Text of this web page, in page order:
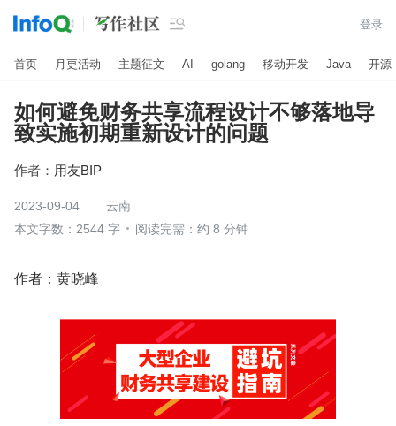
 登录
首页 月更活动 主题征文 AI golang 移动开发 Java 开源
如何避免财务共享流程设计不够落地导
致实施初期重新设计的问题
作者： 用友BIP
2023-09-04
云南
本文字数：2544 字
阅读完需：约 8 分钟
作者：黄晓峰